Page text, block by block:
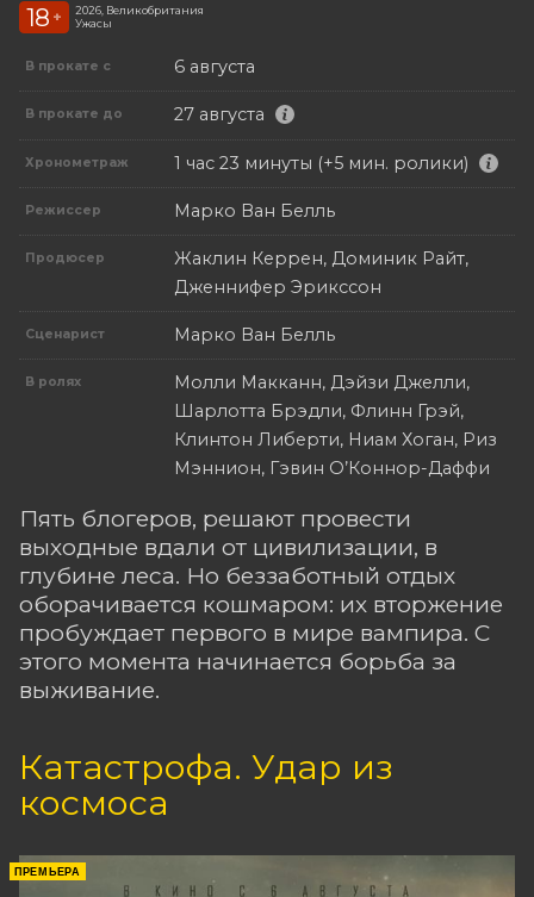
18 +
2026, Великобритания
Ужасы
В прокате с 6 августа
В прокате до 27 августа
Хронометраж 1 час 23 минуты (+5 мин. ролики)
Режиссер Марко Ван Белль
Продюсер
Жаклин Керрен, Доминик Райт,
Дженнифер Эрикссон
Сценарист Марко Ван Белль
В ролях
Молли Макканн, Дэйзи Джелли,
Шарлотта Брэдли, Флинн Грэй,
Клинтон Либерти, Ниам Хоган, Риз
Мэннион, Гэвин О’Коннор-Даффи
Пять блогеров, решают провести
выходные вдали от цивилизации, в
глубине леса. Но беззаботный отдых
оборачивается кошмаром: их вторжение
пробуждает первого в мире вампира. С
этого момента начинается борьба за
выживание.
Катастрофа. Удар из
космоса
ПРЕМЬЕРА